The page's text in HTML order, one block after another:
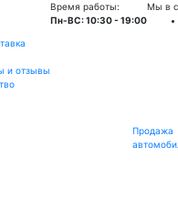
и отзывы
Время работы:
Пн-ВС: 10:30 - 19:00
Мы в
Продажа